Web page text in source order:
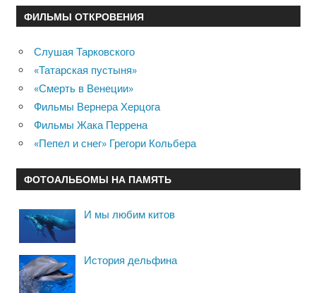
ФИЛЬМЫ ОТКРОВЕНИЯ
Слушая Тарковского
«Татарская пустыня»
«Смерть в Венеции»
Фильмы Вернера Херцога
Фильмы Жака Перрена
«Пепел и снег» Грегори Кольбера
ФОТОАЛЬБОМЫ НА ПАМЯТЬ
И мы любим китов
История дельфина